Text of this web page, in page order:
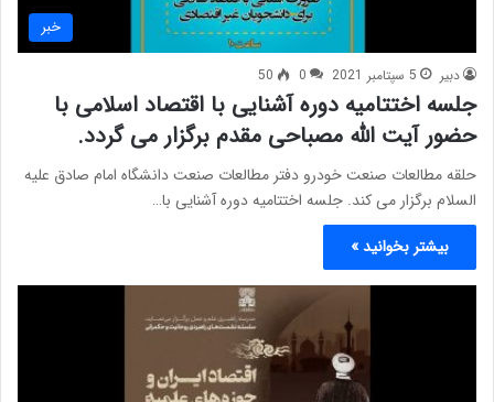
خبر
دبیر 5 سپتامبر 2021 0
50
جلسه اختتامیه دوره آشنایی با اقتصاد اسلامی با
حضور آیت الله مصباحی مقدم برگزار می گردد.
حلقه مطالعات صنعت خودرو دفتر مطالعات صنعت دانشگاه امام صادق علیه
السلام برگزار می کند. جلسه اختتامیه دوره آشنایی با…
بیشتر بخوانید »